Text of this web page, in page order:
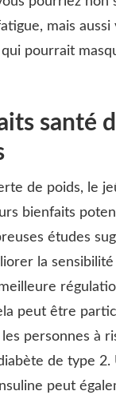
mais aussi
qui pourrait
santé
de poids, le
bienfaits
études
la sensibilité
peut être
personnes à
de type 2.
peut